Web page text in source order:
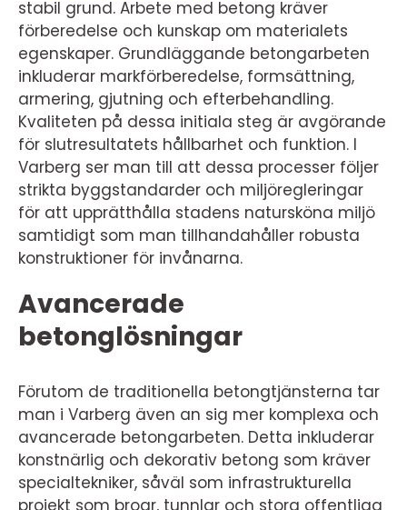
stabil grund. Arbete med betong kräver
förberedelse och kunskap om materialets
egenskaper. Grundläggande betongarbeten
inkluderar markförberedelse, formsättning,
armering, gjutning och efterbehandling.
Kvaliteten på dessa initiala steg är avgörande
för slutresultatets hållbarhet och funktion. I
Varberg ser man till att dessa processer följer
strikta byggstandarder och miljöregleringar
för att upprätthålla stadens natursköna miljö
samtidigt som man tillhandahåller robusta
konstruktioner för invånarna.
Avancerade
betonglösningar
Förutom de traditionella betongtjänsterna tar
man i Varberg även an sig mer komplexa och
avancerade betongarbeten. Detta inkluderar
konstnärlig och dekorativ betong som kräver
specialtekniker, såväl som infrastrukturella
projekt som broar, tunnlar och stora offentliga